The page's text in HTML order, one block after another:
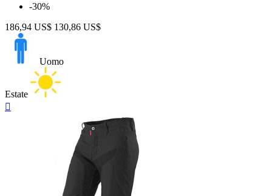
-30%
186,94 US$ 130,86 US$
Uomo
Estate
